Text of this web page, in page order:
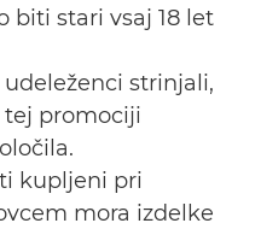
biti stari vsaj 18 let
udeleženci strinjali,
tej promociji
kupljeni pri
mora izdelke